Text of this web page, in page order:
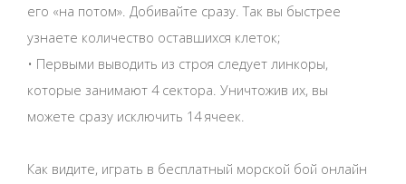
его «на потом». Добивайте сразу. Так вы быстрее
узнаете количество оставшихся клеток;
• Первыми выводить из строя следует линкоры,
которые занимают 4 сектора. Уничтожив их, вы
можете сразу исключить 14 ячеек.
Как видите, играть в бесплатный морской бой онлайн